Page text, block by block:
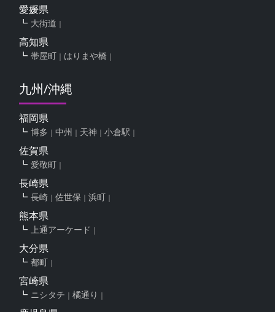
愛媛県
大街道
高知県
帯屋町 はりまや橋
九州/沖縄
福岡県
博多 中州 天神 小倉駅
佐賀県
愛敬町
長崎県
長崎 佐世保 浜町
熊本県
上通アーケード
大分県
都町
宮崎県
ニシタチ 橘通り